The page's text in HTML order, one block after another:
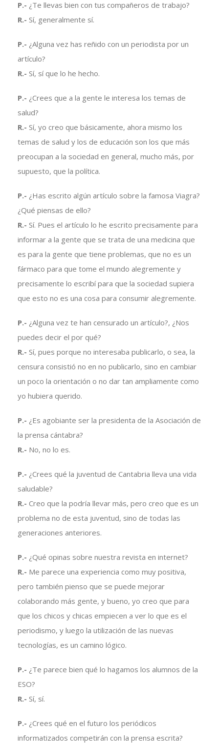
P.- ¿Te llevas bien con tus compañeros de trabajo?
R.- Sí, generalmente sí.
P.- ¿Alguna vez has reñido con un periodista por un
artículo?
R.- Sí, sí que lo he hecho.
P.- ¿Crees que a la gente le interesa los temas de
salud?
R.- Sí, yo creo que básicamente, ahora mismo los
temas de salud y los de educación son los que más
preocupan a la sociedad en general, mucho más, por
supuesto, que la política.
P.- ¿Has escrito algún artículo sobre la famosa Viagra?
¿Qué piensas de ello?
R.- Sí. Pues el artículo lo he escrito precisamente para
informar a la gente que se trata de una medicina que
es para la gente que tiene problemas, que no es un
fármaco para que tome el mundo alegremente y
precisamente lo escribí para que la sociedad supiera
que esto no es una cosa para consumir alegremente.
P.- ¿Alguna vez te han censurado un artículo?, ¿Nos
puedes decir el por qué?
R.- Sí, pues porque no interesaba publicarlo, o sea, la
censura consistió no en no publicarlo, sino en cambiar
un poco la orientación o no dar tan ampliamente como
yo hubiera querido.
P.- ¿Es agobiante ser la presidenta de la Asociación de
la prensa cántabra?
R.- No, no lo es.
P.- ¿Crees qué la juventud de Cantabria lleva una vida
saludable?
R.- Creo que la podría llevar más, pero creo que es un
problema no de esta juventud, sino de todas las
generaciones anteriores.
P.- ¿Qué opinas sobre nuestra revista en internet?
R.- Me parece una experiencia como muy positiva,
pero también pienso que se puede mejorar
colaborando más gente, y bueno, yo creo que para
que los chicos y chicas empiecen a ver lo que es el
periodismo, y luego la utilización de las nuevas
tecnologías, es un camino lógico.
P.- ¿Te parece bien qué lo hagamos los alumnos de la
ESO?
R.- Sí, sí.
P.- ¿Crees qué en el futuro los periódicos
informatizados competirán con la prensa escrita?